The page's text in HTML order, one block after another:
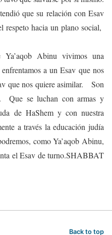
que su relación con Esav
respeto hacia un plano social,
Ya’aqob Abinu vivimos una
a un Esav que nos
que nos quiere asimilar. Son
Que se luchan con armas y
de HaShem y con nuestra
a través la educación judía
como Ya’aqob Abinu,
el Esav de turno.SHABBAT
Back to top